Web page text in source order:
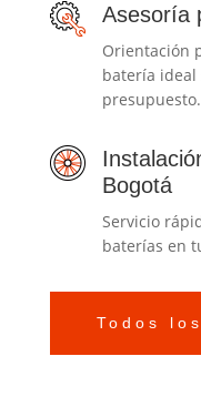
Asesoría
Orientación
batería ideal
presupuesto.
Bogotá
Servicio
baterías en
Todos